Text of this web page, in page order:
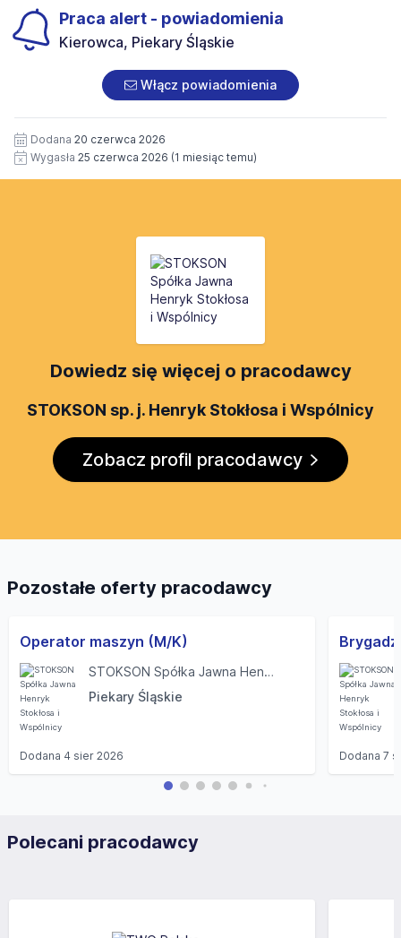
swoich Danych Osobowych oraz prawo
do ich poprawiania.
prawa dostępu do treści moich Danych Osobowych i
możliwości ich poprawiania. Oświadczam również, że
podałam/łem moje Dane Osobowe dobrowolnie. Brak
danych osobowych w procesie rekrutacji.
Praca alert - powiadomienia
Kierowca, Piekary Śląskie
Włącz powiadomienia
Dodana 20 czerwca 2026
Wygasła 25 czerwca 2026 (1 miesiąc temu)
Dowiedz się więcej o pracodawcy
STOKSON sp. j. Henryk Stokłosa i Wspólnicy
Zobacz profil pracodawcy
Pozostałe oferty pracodawcy
Operator maszyn (M/K)
STOKSON Spółka Jawna Henryk Stokłosa i Wspólnicy
Piekary Śląskie
Dodana 4 sier 2026 Dodana7
Polecani pracodawcy